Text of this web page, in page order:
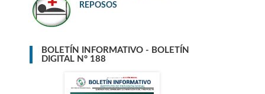
REPOSOS
BOLETÍN INFORMATIVO - BOLETÍN
DIGITAL N° 188